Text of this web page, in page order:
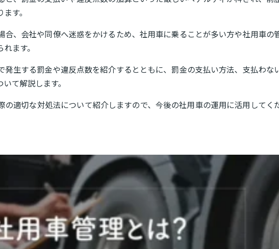
す。
合、会社や同僚へ迷惑をかけるため、社用車に乗ることが多い方や社用車の
ます。
発生する罰金や違反点数を紹介するとともに、罰金の支払い方法、支払わな
て解説します。
の適切な対処法について紹介しますので、今後の社用車の運用に活用してく